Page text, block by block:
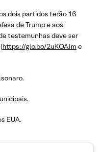
dois partidos terão 16
de Trump e aos
testemunhas deve ser
https://glo.bo/2uKOAJm e
EUA.